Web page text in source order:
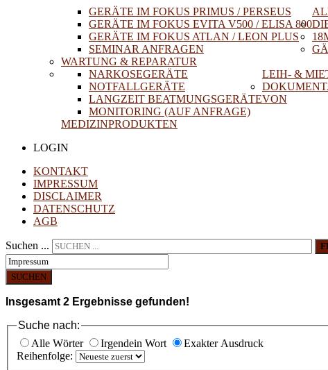
GERÄTE IM FOKUS PRIMUS / PERSEUS
GERÄTE IM FOKUS EVITA V500 / ELISA 800
GERÄTE IM FOKUS ATLAN / LEON PLUS
SEMINAR ANFRAGEN
WARTUNG & REPARATUR
LEIH- &
NARKOSEGERÄTE
NOTFALLGERÄTE
LANGZEIT BEATMUNGSGERÄTE
MONITORING (AUF ANFRAGE)
VON
MEDIZINPRODUKTEN
LOGIN
KONTAKT
IMPRESSUM
DISCLAIMER
DATENSCHUTZ
AGB
Suchen ...
SUCHEN
Insgesamt 2 Ergebnisse gefunden!
Suche nach:
Alle Wörter
Irgendein Wort
Exakter Ausdruck
Reihenfolge: